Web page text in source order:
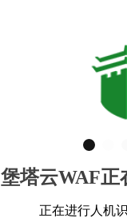
堡塔云WAF正
正在进行人机